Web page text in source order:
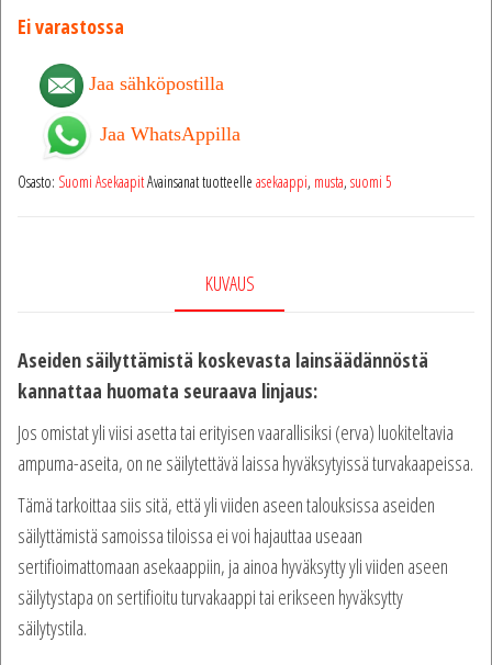
Ei varastossa
Jaa sähköpostilla
Jaa WhatsAppilla
Osasto: Suomi AsekaapitAvainsanat tuotteelle asekaappi, musta, suomi 5
KUVAUS
Aseiden säilyttämistä koskevasta lainsäädännöstä
kannattaa huomata seuraava linjaus:
Jos omistat yli viisi asetta tai erityisen vaarallisiksi (erva) luokiteltavia
ampuma-aseita, on ne säilytettävä laissa hyväksytyissä turvakaapeissa.
Tämä tarkoittaa siis sitä, että yli viiden aseen talouksissa aseiden
säilyttämistä samoissa tiloissa ei voi hajauttaa useaan
sertifioimattomaan asekaappiin, ja ainoa hyväksytty yli viiden aseen
säilytystapa on sertifioitu turvakaappi tai erikseen hyväksytty
säilytystila.